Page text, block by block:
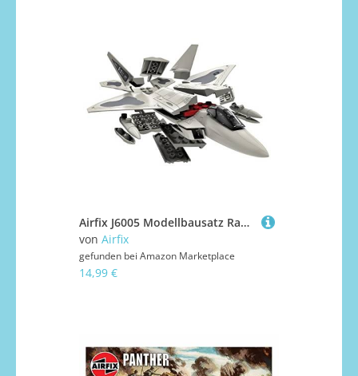
Airfix J6005 Modellbausatz Raptor Quick-Build, grün
von Airfix
gefunden bei Amazon Marketplace
14,99 €